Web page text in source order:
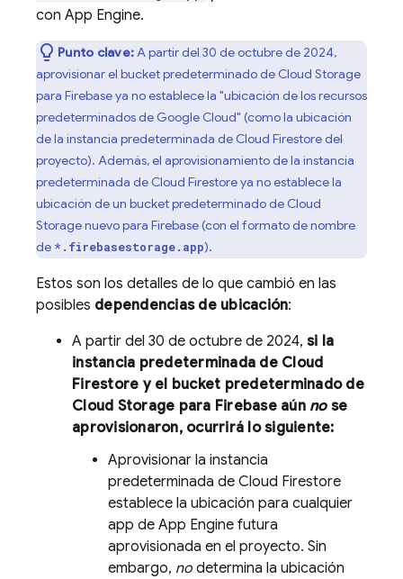
con App Engine.
Punto clave:A partir del 30 de octubre de 2024,
aprovisionar el bucket predeterminado de Cloud Storage
para Firebase ya no establece la "ubicación de los recursos
predeterminados de Google Cloud" (como la ubicación
de la instancia predeterminada de Cloud Firestoredel
proyecto). Además, el aprovisionamiento de la instancia
predeterminada de Cloud Firestoreya no establece la
ubicación de un bucket predeterminado de Cloud
Storagenuevo para Firebase (con el formato de nombre
de *.firebasestorage.app).
Estos son los detalles de lo que cambió en las
posibles dependencias de ubicación:
A partir del 30 de octubre de 2024, si la
instancia predeterminada de Cloud
Firestore y el bucket predeterminado de
Cloud Storage para Firebase aún nose
aprovisionaron, ocurrirá lo siguiente:
Aprovisionar la instancia
predeterminada de Cloud Firestore
establece la ubicación para cualquier
app de App Engine futura
aprovisionada en el proyecto. Sin
embargo, no determina la ubicación